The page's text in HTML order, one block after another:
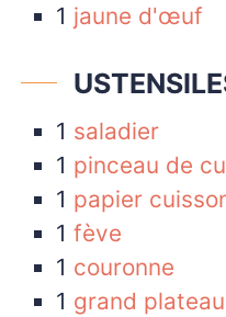
1 jaune d'œuf
1 saladier
1 pinceau de
1 papier
1 fève
1 couronne
1 grand